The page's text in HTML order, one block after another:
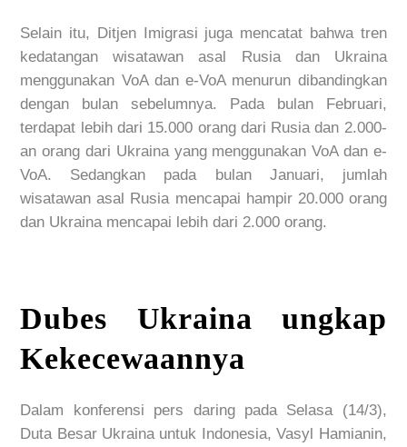
Selain itu, Ditjen Imigrasi juga mencatat bahwa tren
kedatangan wisatawan asal Rusia dan Ukraina
menggunakan VoA dan e-VoA menurun dibandingkan
dengan bulan sebelumnya. Pada bulan Februari,
terdapat lebih dari 15.000 orang dari Rusia dan 2.000-
an orang dari Ukraina yang menggunakan VoA dan e-
VoA. Sedangkan pada bulan Januari, jumlah
wisatawan asal Rusia mencapai hampir 20.000 orang
dan Ukraina mencapai lebih dari 2.000 orang.
Dubes Ukraina ungkap
Kekecewaannya
Dalam konferensi pers daring pada Selasa (14/3),
Duta Besar Ukraina untuk Indonesia, Vasyl Hamianin,